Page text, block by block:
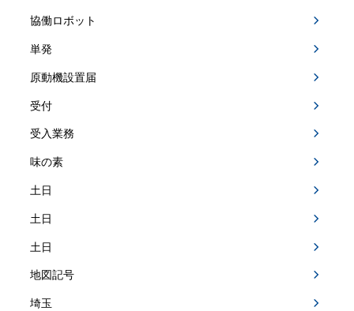
協働ロボット
単発
原動機設置届
受付
受入業務
味の素
土日
土日
土日
地図記号
埼玉